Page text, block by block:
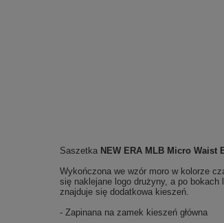
Saszetka NEW ERA MLB Micro Waist
Wykończona we wzór moro w kolorze
się naklejane logo drużyny, a po
znajduje się dodatkowa kieszeń.
- Zapinana na zamek kieszeń główna